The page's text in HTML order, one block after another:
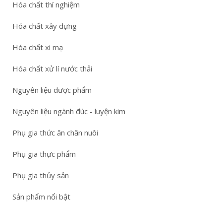
Hóa chất thí nghiệm
Hóa chất xây dựng
Hóa chất xi mạ
Hóa chất xử lí nước thải
Nguyên liệu dược phẩm
Nguyên liệu ngành đúc - luyện kim
Phụ gia thức ăn chăn nuôi
Phụ gia thực phẩm
Phụ gia thủy sản
Sản phẩm nổi bật